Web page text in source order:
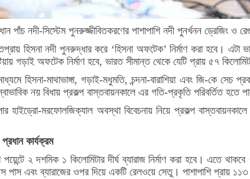
পাঁচ নদী-সিস্টেম পুনরুজ্জীবিতকরণের পাশাপাশি নদী পুনর্খনন ড্রেজিং ও
হিসনা নদী পুনরুদ্ধার করে ‘হিসনা অফটেক’ নির্মাণ করা হবে।
গড়াই অফটেক নির্মাণ হবে, ভারত সীমান্ত থেকে যেটি প্রায় ৫৭
হিসনা-মাথাভাঙ্গা, গড়াই-মধুমতি, চন্দনা-বারাশিয়া এবং জি-কে
নয় বিধায় প্রকল্প বাস্তবায়নকালে এর গতি-প্রকৃতি পরিবর্তিত হতে
হাইড্রো-মরফোলজিক্যাল অবস্থা বিবেচনায় নিয়ে প্রকল্প
প্রধান কার্যক্রম
পয়েন্টে ২ দশমিক ১ কিলোমিটার দীর্ঘ ব্যারাজ নির্মাণ করা হবে।
পাস এবং ব্যারাজের ওপর দিয়ে একটি রেলওয়ে সেতু। পাশাপাশি প্রায়